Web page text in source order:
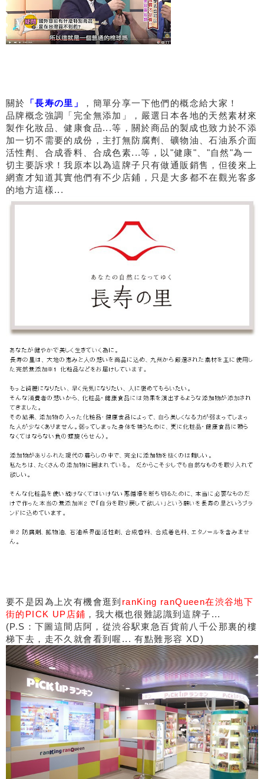
關於 「長寿の里」
，簡單分享一下他們的概念給大家！
品牌概念強調「完全無添加」，嚴選日本各地的天然素材來
製作化妝品、健康食品...等，關於商品的製成也致力於不添
加一切不需要的成份，主打無防腐劑、礦物油、石油系介面
活性劑、合成香料、合成色素...等，以"健康"、"自然"為一
切主要訴求！我原本以為這牌子只有做通販銷售，但後來上
網查才知道其實他們有不少店鋪，只是大多都不在觀光客多
的地方這樣...
要不是因為上次有機會逛到 ranKing ranQueen在渋谷地下
街的PICK UP店鋪 ，我大概也很難認識到這牌子...
(P.S：下圖這間店阿，從渋谷駅東急百貨前八千公那裏的樓
梯下去，走不久就會看到喔... 有點難形容 XD)